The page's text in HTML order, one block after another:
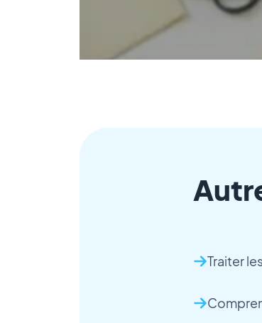
Traiter